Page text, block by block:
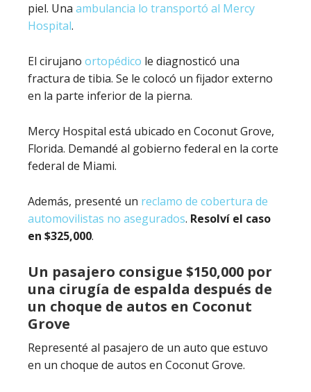
piel. Una ambulancia lo transportó al Mercy
Hospital.
El cirujano ortopédico le diagnosticó una
fractura de tibia. Se le colocó un fijador externo
en la parte inferior de la pierna.
Mercy Hospital está ubicado en Coconut Grove,
Florida. Demandé al gobierno federal en la corte
federal de Miami.
Además, presenté un reclamo de cobertura de
automovilistas no asegurados. Resolví el caso
en $325,000.
Un pasajero consigue $150,000 por
una cirugía de espalda después de
un choque de autos en Coconut
Grove
Representé al pasajero de un auto que estuvo
en un choque de autos en Coconut Grove.